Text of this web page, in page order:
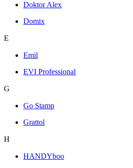
Doktor Alex
Domix
E
Emil
EVI Professional
G
Go Stamp
Grattol
H
HANDYboo